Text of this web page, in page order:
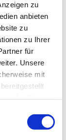
zu
anbieten
zu
zu Ihrer
für
Unsere
mit
der
der